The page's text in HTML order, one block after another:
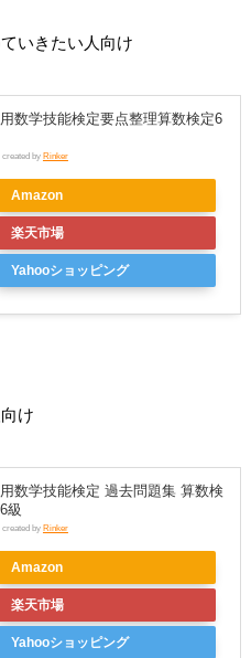
いきたい人向け
数学技能検定要点整理算数検定6
created by Rinker
Amazon
楽天市場
Yahooショッピング
け
数学技能検定 過去問題集 算数検
級
created by Rinker
Amazon
楽天市場
Yahooショッピング